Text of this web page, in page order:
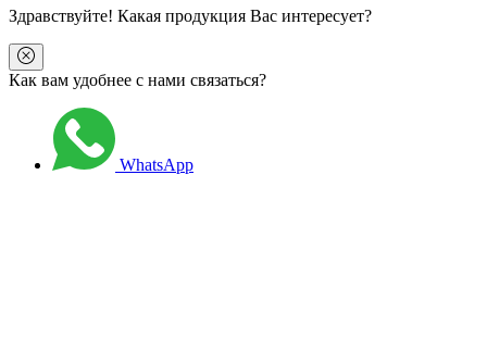
Здравствуйте! Какая продукция Вас интересует?
Как вам удобнее с нами связаться?
WhatsApp